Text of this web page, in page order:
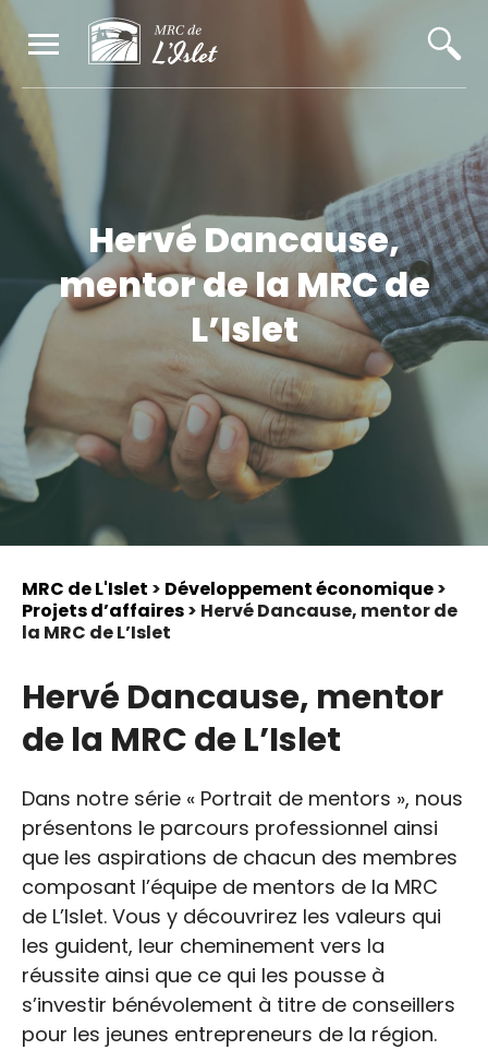
Hervé Dancause,
mentor de la MRC de
L’Islet
MRC de L'Islet > Développement économique>
Projets d’affaires> Hervé Dancause, mentor de
la MRC de L’Islet
Hervé Dancause, mentor
de la MRC de L’Islet
Dans notre série « Portrait de mentors », nous
présentons le parcours professionnel ainsi
que les aspirations de chacun des membres
composant l’équipe de mentors de la MRC
de L’Islet. Vous y découvrirez les valeurs qui
les guident, leur cheminement vers la
réussite ainsi que ce qui les pousse à
s’investir bénévolement à titre de conseillers
pour les jeunes entrepreneurs de la région.